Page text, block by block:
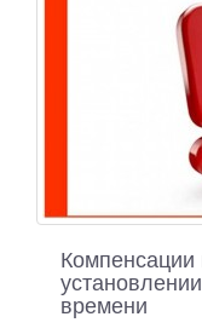
Компенсации
времени